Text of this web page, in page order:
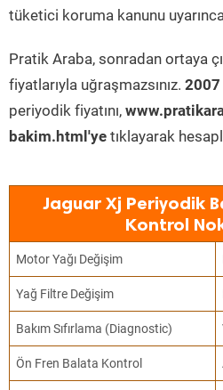
tüketici koruma kanunu
Pratik Araba, sonradan ortaya
fiyatlarıyla uğraşmazsınız. 2007
periyodik fiyatını,
bakim.html'ye tıklayarak
Jaguar Xj Periyodik
Kontrol
Motor Yağı Değişim
Yağ Filtre Değişim
Bakım Sıfırlama (Diagnostic)
Ön Fren Balata Kontrol